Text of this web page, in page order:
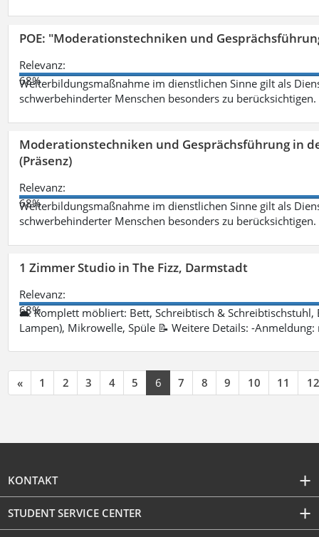
POE: "Moderationstechniken und
Relevanz:
68%
Weiterbildungsmaßnahme im dienstlichen Sinne gilt als
schwerbehinderter Menschen besonders zu berücksichtigen.
Moderationstechniken und Gesprächsführung in
(Präsenz)
Relevanz:
68%
Weiterbildungsmaßnahme im dienstlichen Sinne gilt als
schwerbehinderter Menschen besonders zu berücksichtigen.
1 Zimmer Studio in The Fizz, Darmstadt
Relevanz:
68%
🛋 Komplett möbliert: Bett, Schreibtisch & Schreibtischstuhl,
Lampen), Mikrowelle, Spüle 📝 Weitere Details: -
« 1 2 3 4 5 6 7 8 9 10 11 12
KONTAKT
STUDENT SERVICE CENTER